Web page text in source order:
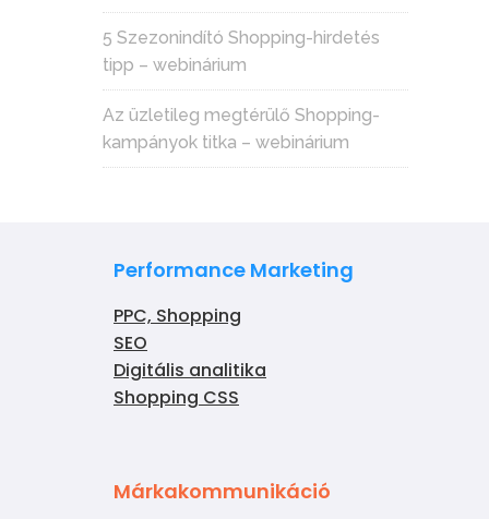
5 Szezonindító Shopping-hirdetés
tipp – webinárium
Az üzletileg megtérülő Shopping-
kampányok titka – webinárium
Performance Marketing
PPC, Shopping
SEO
Digitális analitika
Shopping CSS
Márkakommunikáció